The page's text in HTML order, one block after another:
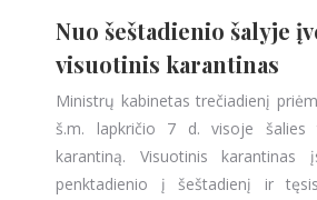
Nuo šeštadienio šalyje
visuotinis karantinas
Ministrų kabinetas trečiadienį
š.m. lapkričio 7 d. visoje šalies
karantiną. Visuotinis karantinas
penktadienio į šeštadienį ir